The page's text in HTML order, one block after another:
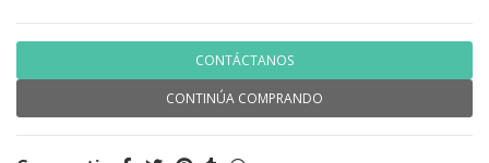
CONTÁCTANOS
CONTINÚA COMPRANDO